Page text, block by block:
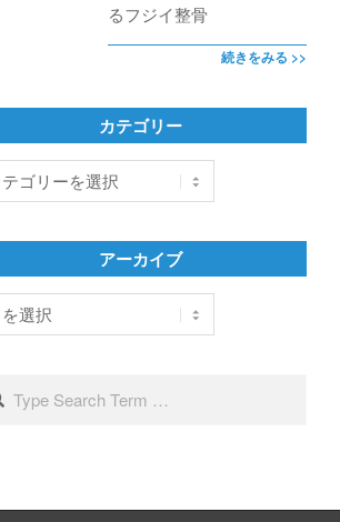
るフジイ整骨
続きをみる >>
カテゴリー
アーカイブ